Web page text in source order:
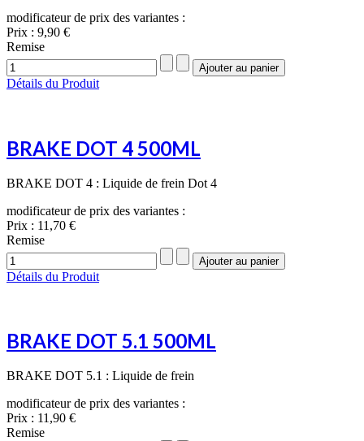
modificateur de prix des variantes :
Prix : 9,90 €
Remise
Détails du Produit
BRAKE DOT 4 500ML
BRAKE DOT 4 : Liquide de frein Dot 4
modificateur de prix des variantes :
Prix : 11,70 €
Remise
Détails du Produit
BRAKE DOT 5.1 500ML
BRAKE DOT 5.1 : Liquide de frein
modificateur de prix des variantes :
Prix : 11,90 €
Remise